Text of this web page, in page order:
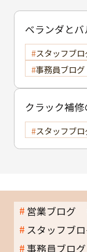
ベランダと
スタッフブロ
事務員ブログ
クラック補修
スタッフブロ
営業ブログ
スタッフブ
事務員ブログ